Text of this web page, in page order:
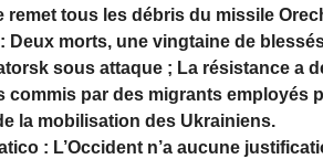
remet tous les débris du missile
Deux morts, une vingtaine de
sous attaque ; La résistance a
commis par des migrants employés
la mobilisation des Ukrainiens.
: L’Occident n’a aucune